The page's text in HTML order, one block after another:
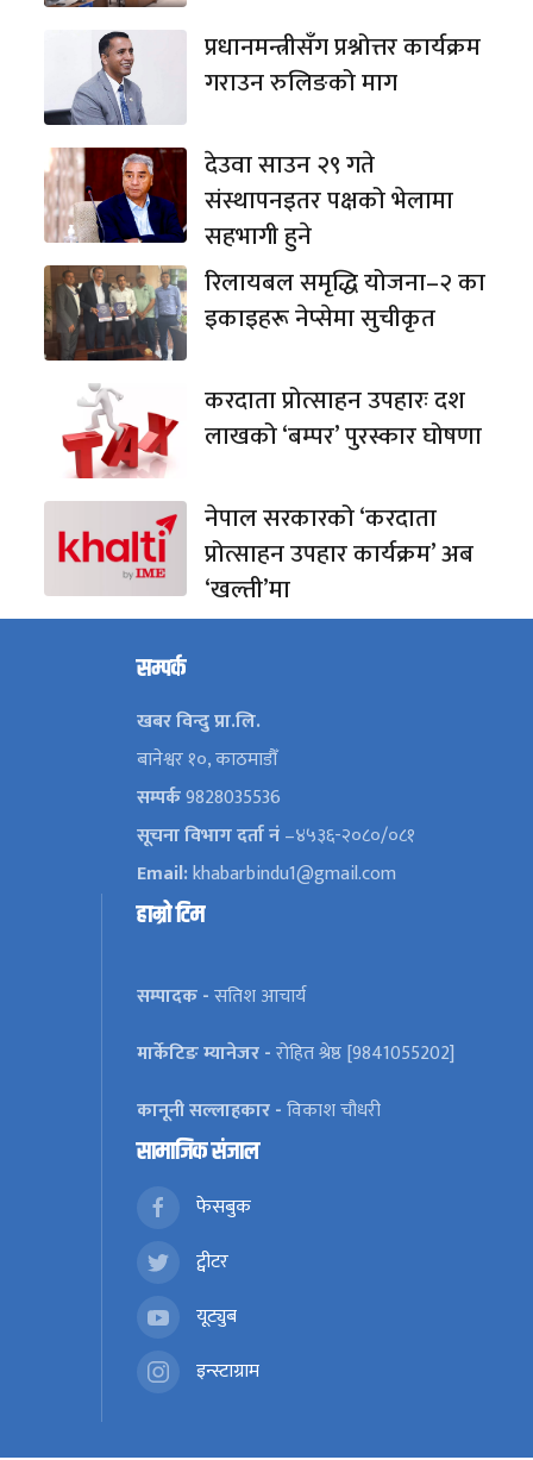
प्रधानमन्त्रीसँग प्रश्नोत्तर कार्यक्रम
गराउन रुलिङको माग
देउवा साउन २९ गते
संस्थापनइतर पक्षको भेलामा
सहभागी हुने
रिलायबल समृद्धि योजना–२ का
इकाइहरू नेप्सेमा सुचीकृत
करदाता प्रोत्साहन उपहारः दश
लाखको ‘बम्पर’ पुरस्कार घोषणा
नेपाल सरकारको ‘करदाता
प्रोत्साहन उपहार कार्यक्रम’ अब
‘खल्ती’मा
सम्पर्क
खबर विन्दु प्रा.लि.
बानेश्वर १०, काठमाडौँ
सम्पर्क9828035536
सूचना विभाग दर्ता नं–४५३६-२०८०/०८१
Email:khabarbindu1@gmail.com
हाम्रो टिम
सम्पादक -सतिश आचार्य
मार्केटिङ म्यानेजर -रोहित श्रेष्ठ [9841055202]
कानूनी सल्लाहकार -विकाश चौधरी
सामाजिक संजाल
फेसबुक
ट्वीटर
यूट्युब
इन्स्टाग्राम